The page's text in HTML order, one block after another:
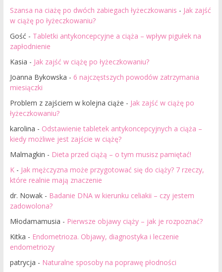
Szansa na ciażę po dwóch zabiegach łyżeczkowanis - Jak zajść
w ciążę po łyżeczkowaniu?
Gość - Tabletki antykoncepcyjne a ciąża – wpływ pigułek na
zapłodnienie
Kasia - Jak zajść w ciążę po łyżeczkowaniu?
Joanna Bykowska - 6 najczęstszych powodów zatrzymania
miesiączki
Problem z zajściem w kolejna ciąże - Jak zajść w ciążę po
łyżeczkowaniu?
karolina - Odstawienie tabletek antykoncepcyjnych a ciąża –
kiedy możliwe jest zajście w ciążę?
Malmagkin - Dieta przed ciążą – o tym musisz pamiętać!
K- Jak mężczyzna może przygotować się do ciąży? 7 rzeczy,
które realnie mają znaczenie
dr. Nowak- Badanie DNA w kierunku celiakii – czy jestem
zadowolona?
Młodamamusia - Pierwsze objawy ciąży – jak je rozpoznać?
Kitka - Endometrioza. Objawy, diagnostyka i leczenie
endometriozy
patrycja - Naturalne sposoby na poprawę płodności